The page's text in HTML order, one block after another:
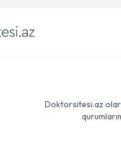
Doktorsitesi.az